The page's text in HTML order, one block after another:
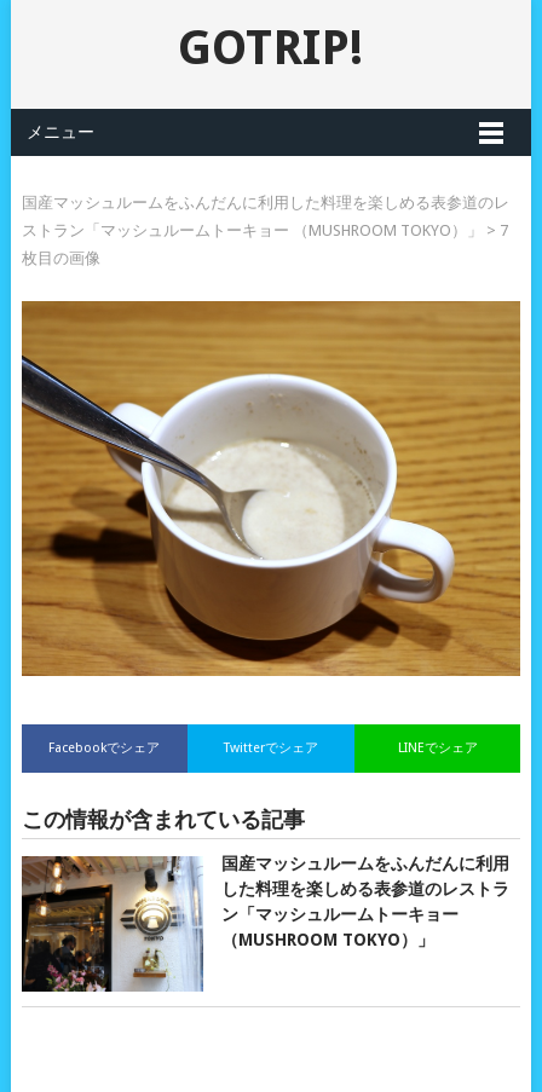
GOTRIP!
メニュー
国産マッシュルームをふんだんに利用した料理を楽しめる表参道のレ
ストラン「マッシュルームトーキョー （MUSHROOM TOKYO）」
> 7
枚目の画像
Facebookでシェア LINEでシェア
Twitterでシェア
この情報が含まれている記事
国産マッシュルームをふんだんに利用
した料理を楽しめる表参道のレストラ
ン「マッシュルームトーキョー
（MUSHROOM TOKYO）」